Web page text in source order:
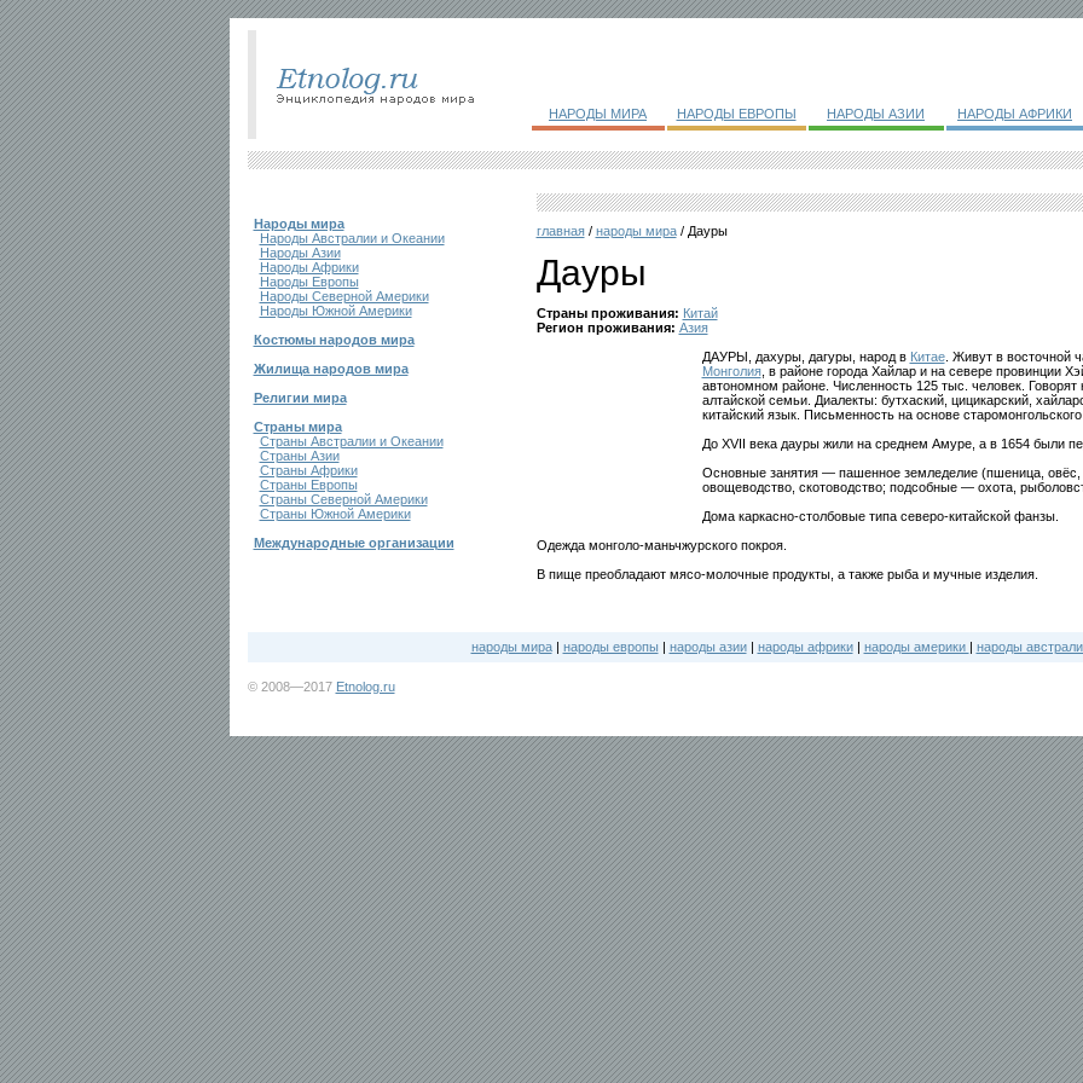
НАРОДЫ МИРА НАРОДЫ ЕВРОПЫ НАРОДЫ АЗИИ НАРОДЫ АФРИКИ
Народы мира
Народы Австралии и Океании
Народы Азии
Народы Африки
Народы Европы
Народы Северной Америки
Народы Южной Америки
Костюмы народов мира
Жилища народов мира
Религии мира
Страны мира
Страны Австралии и Океании
Страны Азии
Страны Африки
Страны Европы
Страны Северной Америки
Страны Южной Америки
Международные организации
главная/ народы мира/ Дауры
Дауры
Страны проживания: Китай
Регион проживания: Азия
ДАУРЫ, дахуры, дагуры, народ в Китае. Живут в восточной
Монголия, в районе города Хайлар и на севере провинции
автономном районе. Численность 125 тыс. человек. Говорят
алтайской семьи. Диалекты: бутхаский, цицикарский,
китайский язык. Письменность на основе
До XVII века дауры жили на среднем Амуре, а в 1654 были
Основные занятия — пашенное земледелие (пшеница, овёс,
овощеводство, скотоводство; подсобные — охота,
Дома каркасно-столбовые типа северо-китайской фанзы.
Одежда монголо-маньчжурского покроя.
В пище преобладают мясо-молочные продукты, а также рыба и мучные изделия.
народы мира| народы европы | народы азии| народы африки| народы америки | народы
© 2008—2017 Etnolog.ru